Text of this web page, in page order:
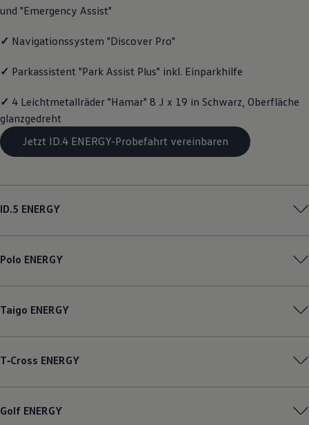
Magazin
Transport
Familie
Volkswagen R
Volkswagen Kundenbetreuung
und "Emergency Assist"
✓ Navigationssystem "Discover Pro"
✓ Parkassistent "Park Assist Plus" inkl. Einparkhilfe
✓ 4 Leichtmetallräder "Hamar" 8 J x 19 in Schwarz, Oberfläche
glanzgedreht
Jetzt ID.4 ENERGY-Probefahrt vereinbaren
ID.5 ENERGY
Polo ENERGY
Taigo ENERGY
T‑Cross ENERGY
Golf ENERGY